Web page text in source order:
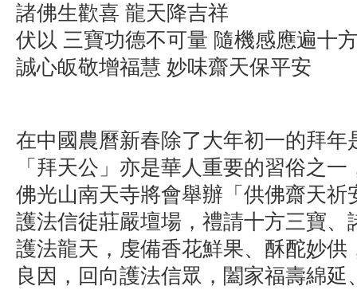
諸佛生歡喜 龍天降吉祥
伏以 三寶功德不可量 隨機感應遍十
誠心皈敬增福慧 妙味齋天保平安
在中國農曆新春除了大年初一的拜年
「拜天公」亦是華人重要的習俗之
佛光山南天寺將會舉辦「供佛齋天祈
護法信徒莊嚴壇場，禮請十方三寶、
護法龍天，虔備香花鮮果、酥酡妙供
良因，回向護法信眾，闔家福壽綿延